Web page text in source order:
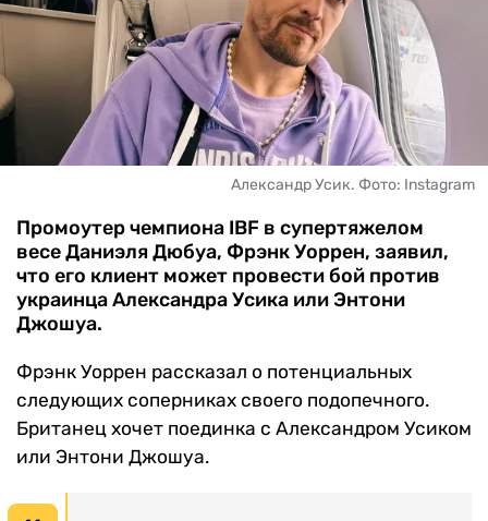
ЧМ-2026
ДРУГИЕ
БУКМЕКЕРЫ
Александр Усик. Фото: Instagram
Промоутер чемпиона IBF в супертяжелом
весе Даниэля Дюбуа, Фрэнк Уоррен, заявил,
что его клиент может провести бой против
украинца Александра Усика или Энтони
Джошуа.
Фрэнк Уоррен рассказал о потенциальных
следующих соперниках своего подопечного.
Британец хочет поединка с Александром Усиком
или Энтони Джошуа.